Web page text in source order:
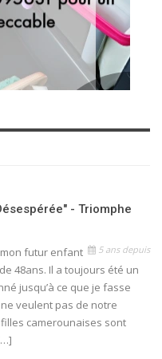
- Triomphe
5 ans depuis
mon futur enfant
48ans. Il a toujours été un
jusqu’à ce que je fasse
veulent pas de notre
camerounaises sont